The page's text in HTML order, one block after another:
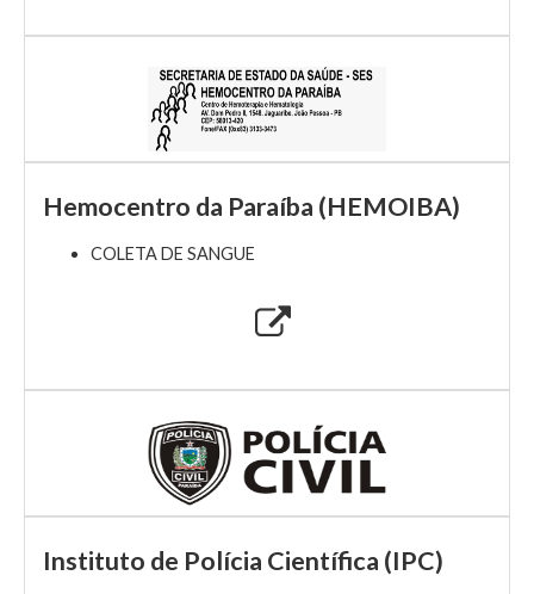
Hemocentro da Paraíba (HEMOIBA)
COLETA DE SANGUE
Instituto de Polícia Científica (IPC)